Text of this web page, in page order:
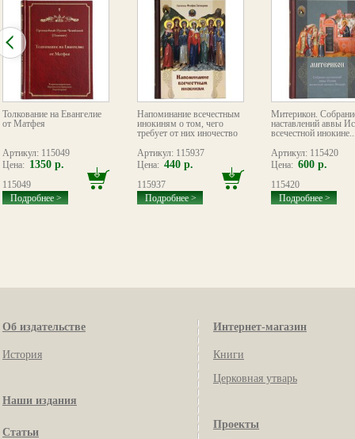
Толкование на Евангелие
от Матфея
Артикул: 115049
Цена: 1350 р.
115049
Подробнее >
Напоминание всечестным
инокиням о том, чего
требует от них иночество
Артикул: 115937
Цена: 440 р.
115937
Подробнее >
Митерикон.
наставлений аввы
всечестной
Артикул: 115420
Цена: 600 р.
115420
Подробнее >
Об издательстве
История
Наши издания
Статьи
Интернет-магазин
Книги
Церковная утварь
Проекты